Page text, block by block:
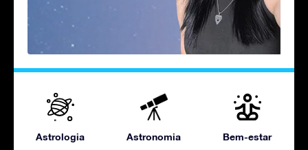
Astrologia Astronomia Bem-estar